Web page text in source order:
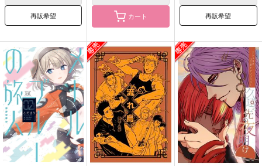
再販希望 カート 再販希望